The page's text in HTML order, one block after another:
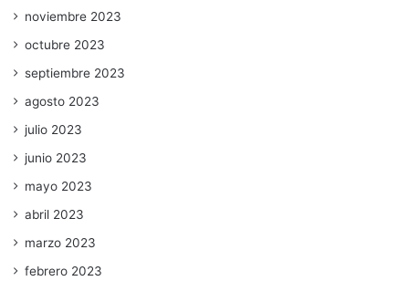
noviembre 2023
octubre 2023
septiembre 2023
agosto 2023
julio 2023
junio 2023
mayo 2023
abril 2023
marzo 2023
febrero 2023